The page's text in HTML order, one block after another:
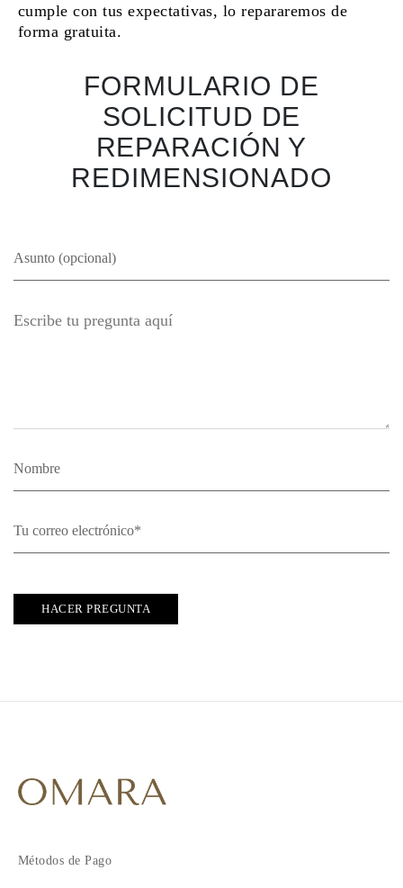
cumple con tus expectativas, lo repararemos de
forma gratuita.
FORMULARIO DE
SOLICITUD DE
REPARACIÓN Y
REDIMENSIONADO
HACER PREGUNTA
Métodos de Pago